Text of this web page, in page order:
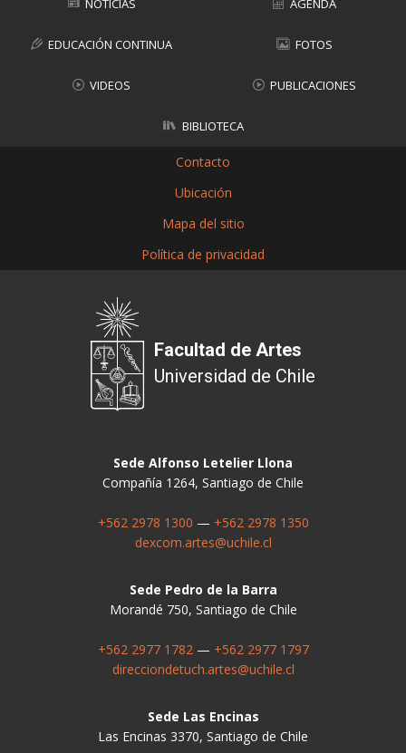
EDUCACIÓN CONTINUA FOTOS
VIDEOS PUBLICACIONES
BIBLIOTECA
Contacto
Ubicación
Mapa del sitio
Política de privacidad
Facultad de Artes
Universidad de Chile
Sede Alfonso Letelier Llona
Compañía 1264, Santiago de Chile
+562 2978 1300 — +562 2978 1350
dexcom.artes@uchile.cl
Sede Pedro de la Barra
Morandé 750, Santiago de Chile
+562 2977 1782— +562 2977 1797
direcciondetuch.artes@uchile.cl
Sede Las Encinas
Las Encinas 3370, Santiago de Chile